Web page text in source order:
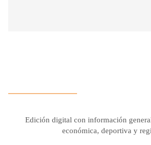
Edición digital con información
económica, deportiva y